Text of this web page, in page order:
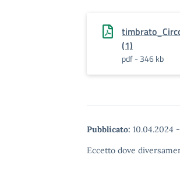
(1)
pdf - 346 kb
Pubblicato: 10.04.2024 -
Eccetto dove